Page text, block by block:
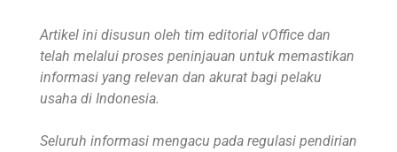
Artikel ini disusun oleh tim editorial vOffice dan
telah melalui proses peninjauan untuk memastikan
informasi yang relevan dan akurat bagi pelaku
usaha di Indonesia.
Seluruh informasi mengacu pada regulasi pendirian